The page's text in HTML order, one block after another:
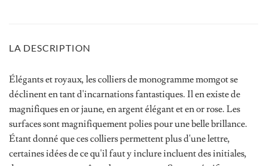
LA DESCRIPTION
Élégants et royaux, les colliers de monogramme momgot se
déclinent en tant d'incarnations fantastiques. Il en existe de
magnifiques en or jaune, en argent élégant et en or rose. Les
surfaces sont magnifiquement polies pour une belle brillance.
Étant donné que ces colliers permettent plus d'une lettre,
certaines idées de ce qu'il faut y inclure incluent des initiales,